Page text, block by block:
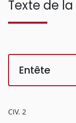
Texte de la
Entête
CIV. 2